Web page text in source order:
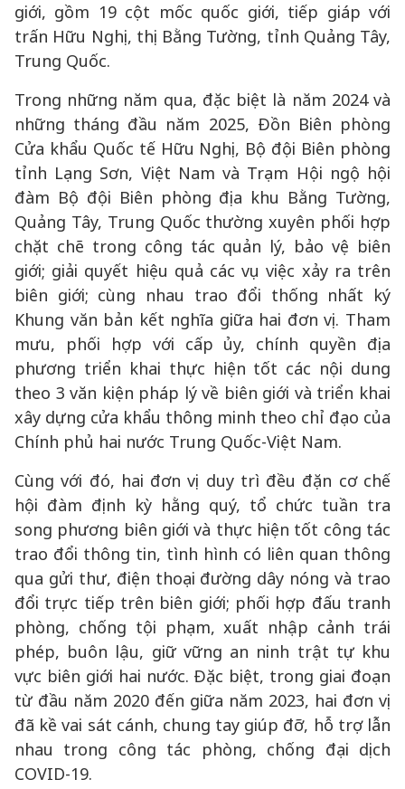
giới, gồm 19 cột mốc quốc giới, tiếp giáp với
trấn Hữu Nghị, thị Bằng Tường, tỉnh Quảng Tây,
Trung Quốc.
Trong những năm qua, đặc biệt là năm 2024 và
những tháng đầu năm 2025, Đồn Biên phòng
Cửa khẩu Quốc tế Hữu Nghị, Bộ đội Biên phòng
tỉnh Lạng Sơn, Việt Nam và Trạm Hội ngộ hội
đàm Bộ đội Biên phòng địa khu Bằng Tường,
Quảng Tây, Trung Quốc thường xuyên phối hợp
chặt chẽ trong công tác quản lý, bảo vệ biên
giới; giải quyết hiệu quả các vụ việc xảy ra trên
biên giới; cùng nhau trao đổi thống nhất ký
Khung văn bản kết nghĩa giữa hai đơn vị. Tham
mưu, phối hợp với cấp ủy, chính quyền địa
phương triển khai thực hiện tốt các nội dung
theo 3 văn kiện pháp lý về biên giới và triển khai
xây dựng cửa khẩu thông minh theo chỉ đạo của
Chính phủ hai nước Trung Quốc-Việt Nam.
Cùng với đó, hai đơn vị duy trì đều đặn cơ chế
hội đàm định kỳ hằng quý, tổ chức tuần tra
song phương biên giới và thực hiện tốt công tác
trao đổi thông tin, tình hình có liên quan thông
qua gửi thư, điện thoại đường dây nóng và trao
đổi trực tiếp trên biên giới; phối hợp đấu tranh
phòng, chống tội phạm, xuất nhập cảnh trái
phép, buôn lậu, giữ vững an ninh trật tự khu
vực biên giới hai nước. Đặc biệt, trong giai đoạn
từ đầu năm 2020 đến giữa năm 2023, hai đơn vị
đã kề vai sát cánh, chung tay giúp đỡ, hỗ trợ lẫn
nhau trong công tác phòng, chống đại dịch
COVID-19.